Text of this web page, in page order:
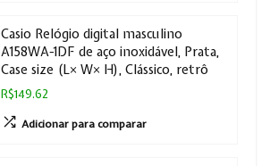
Casio Relógio digital masculino
A158WA-1DF de aço inoxidável, Prata,
Case size (L× W× H), Clássico, retrô
R$149.62
Adicionar para comparar